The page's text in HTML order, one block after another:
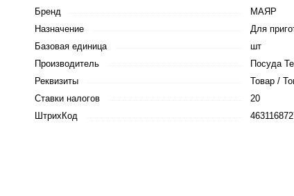
Бренд
МАЯР
Назначение
Для
Базовая единица
шт
Производитель
Посуда
Реквизиты
Товар /
Ставки налогов
20
ШтрихКод